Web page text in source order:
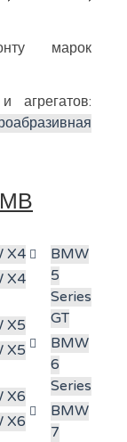
марок
агрегатов:
X4
X4
X5
X5
X6
X6
BMW
5
Series
GT
BMW
6
Series
BMW
7